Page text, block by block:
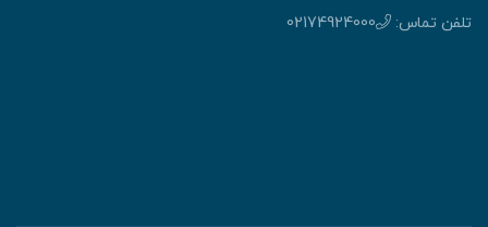
تماس: 02174924000